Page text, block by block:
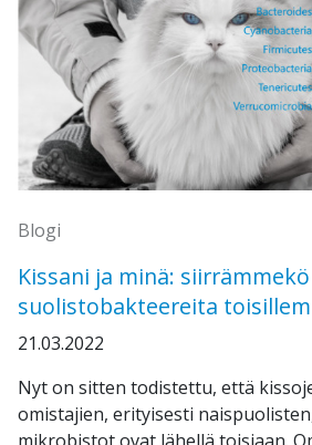
Blogi
Kissani ja minä: siirrämmekö
suolistobakteereita
21.03.2022
Nyt on sitten todistettu, että
omistajien, erityisesti
mikrobistot ovat lähellä toisiaan.